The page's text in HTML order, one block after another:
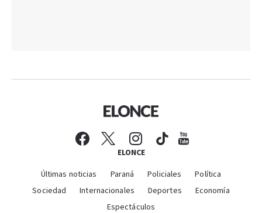
ELONCE
Últimas noticias Paraná Policiales
Política
Sociedad
Internacionales Deportes
Economía
Espectáculos